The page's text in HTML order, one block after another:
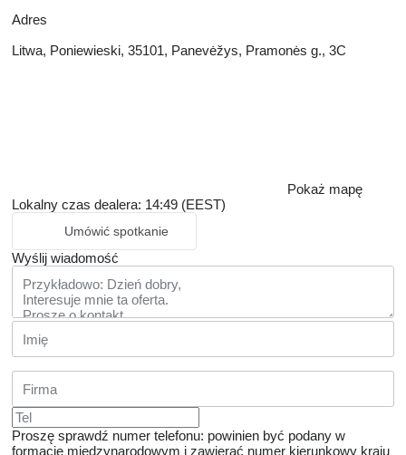
Adres
Litwa, Poniewieski, 35101, Panevėžys, Pramonės g., 3C
Pokaż mapę
Lokalny czas dealera: 14:49 (EEST)
Umówić spotkanie
Wyślij wiadomość
Proszę sprawdź numer telefonu: powinien być podany w
formacie międzynarodowym i zawierać numer kierunkowy kraju